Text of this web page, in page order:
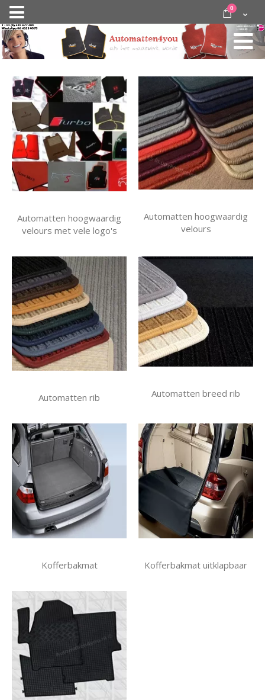
Nav
activeren
door
inhoud
Cart
0 items
Automatten hoogwaardig
velours met vele logo's
Automatten hoogwaardig
velours
Automatten rib Automatten breed rib
Kofferbakmat Kofferbakmat uitklapbaar